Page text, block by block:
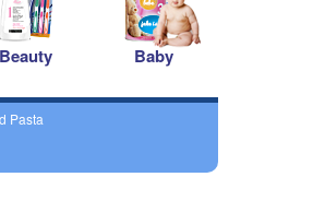
Beauty Baby
Pasta